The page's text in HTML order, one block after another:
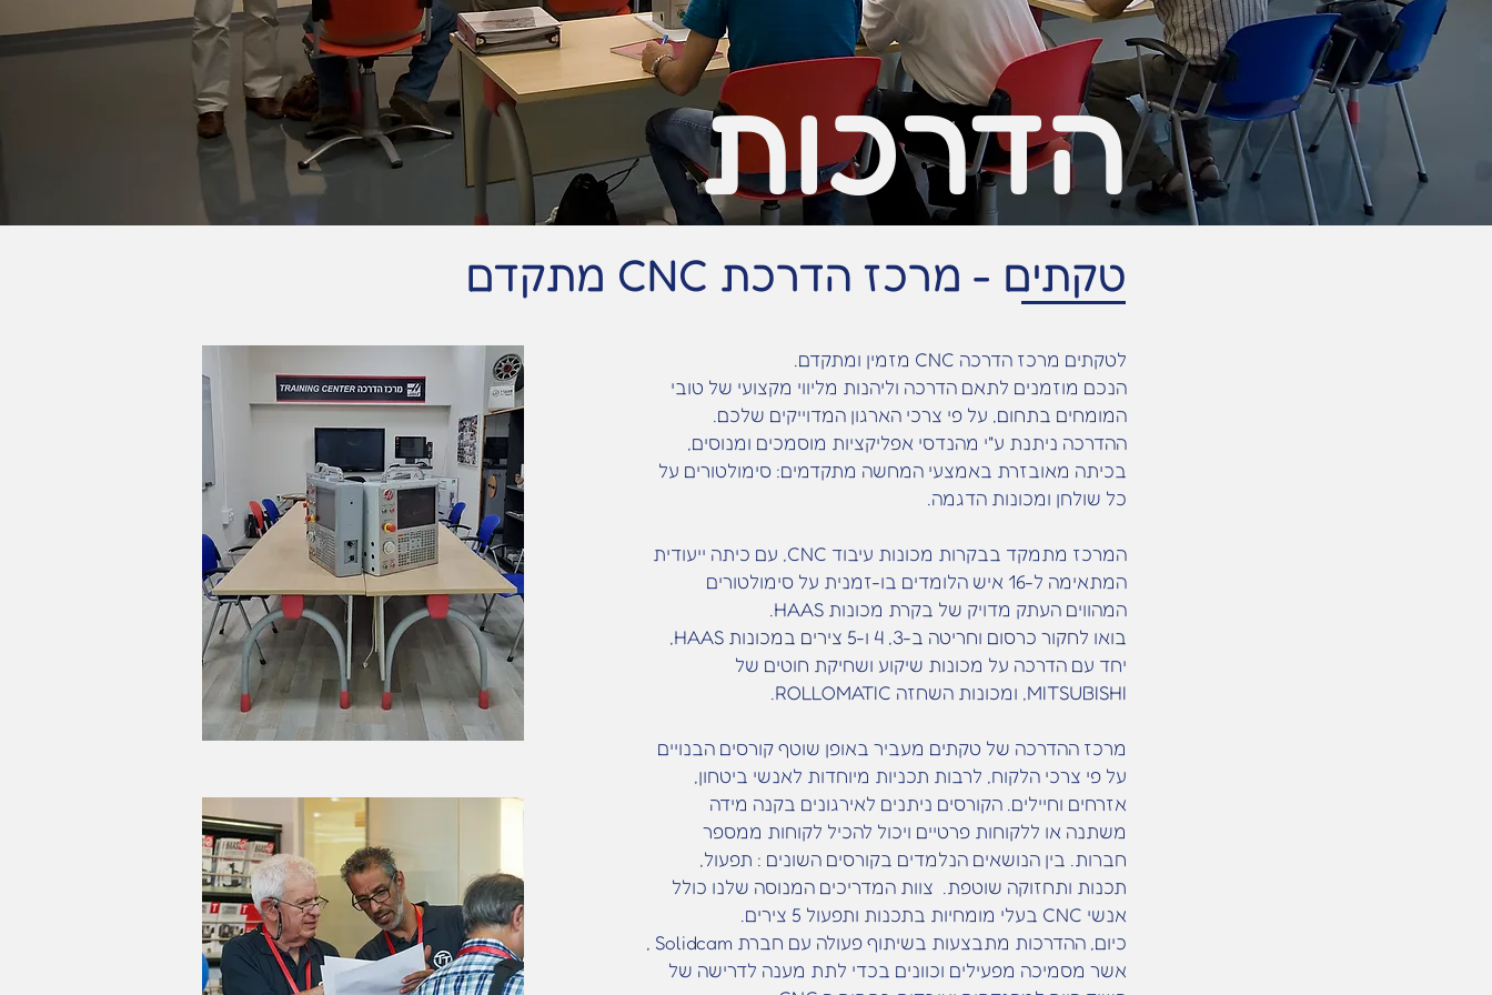
הדרכות
טקתים - מרכז הדרכת CNC מתקדם
לטקתים מרכז הדרכה CNC מזמין ומתקדם.
הנכם מוזמנים לתאם הדרכה וליהנות מליווי מקצועי של טובי
המומחים בתחום, על פי צרכי הארגון המדוייקים שלכם.
ההדרכה ניתנת ע"י מהנדסי אפליקציות מוסמכים ומנוסים,
בכיתה מאובזרת באמצעי המחשה מתקדמים: סימולטורים על
כל שולחן ומכונות הדגמה.
המרכז מתמקד בבקרות מכונות עיבוד CNC, עם כיתה ייעודית
המתאימה ל-16 איש הלומדים בו-זמנית על סימולטורים
המהווים העתק מדויק של בקרת מכונות HAAS.
בואו לחקור כרסום וחריטה ב-3, 4 ו-5 צירים במכונות HAAS,
יחד עם הדרכה על מכונות שיקוע ושחיקת חוטים של
MITSUBISHI, ומכונות השחזה ROLLOMATIC.
מרכז ההדרכה של טקתים מעביר באופן שוטף קורסים הבנויים
על פי צרכי הלקוח, לרבות תכניות מיוחדות לאנשי ביטחון,
אזרחים וחיילים. הקורסים ניתנים לאירגונים בקנה מידה
משתנה או ללקוחות פרטיים ויכול להכיל לקוחות ממספר
חברות. בין הנושאים הנלמדים בקורסים השונים : תפעול,
תכנות ותחזוקה שוטפת. צוות המדריכים המנוסה שלנו כולל
אנשי CNC בעלי מומחיות בתכנות ותפעול 5 צירים.
כיום, ההדרכות מתבצעות בשיתוף פעולה עם חברת Solidcam ,
אשר מסמיכה מפעילים וכוונים בכדי לתת מענה לדרישה של